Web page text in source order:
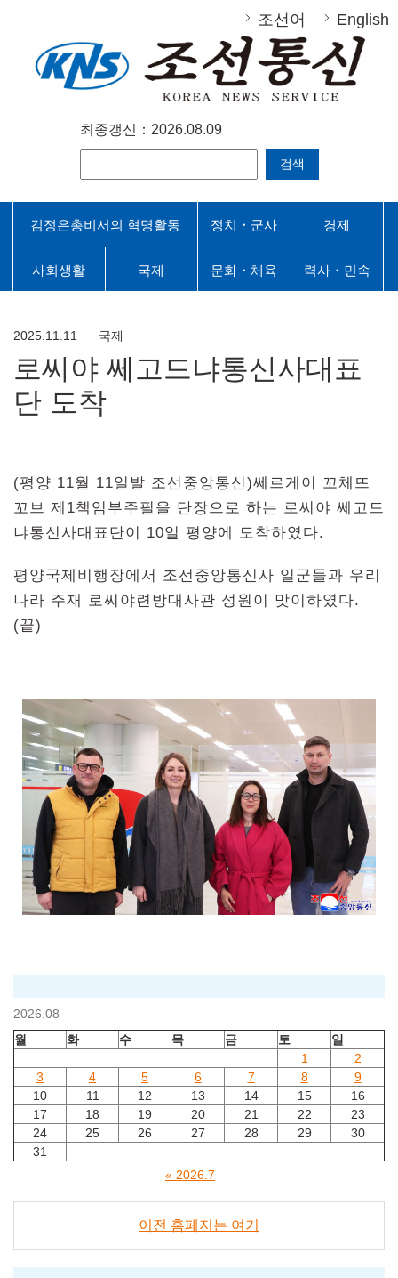
조선어 English
최종갱신：2026.08.09
검색
김정은총비서의 혁명활동 정치・군사 경제
사회생활 국제 문화・체육 력사・민속
2025.11.11 국제
로씨야 쎄고드냐통신사대표
단 도착
(평양 11월 11일발 조선중앙통신)쎄르게이 꼬체뜨
꼬브 제1책임부주필을 단장으로 하는 로씨야 쎄고드
냐통신사대표단이 10일 평양에 도착하였다.
평양국제비행장에서 조선중앙통신사 일군들과 우리
나라 주재 로씨야련방대사관 성원이 맞이하였다.
(끝)
2026.08
월
화 수 목 금 토
일
1
2
3
4 5 6 7 8
9
10
11 12 13 14 15
16
17
18 19 20 21 22
23
24
25 26 27 28 29
30
31
« 2026.7
이전 홈페지는 여기